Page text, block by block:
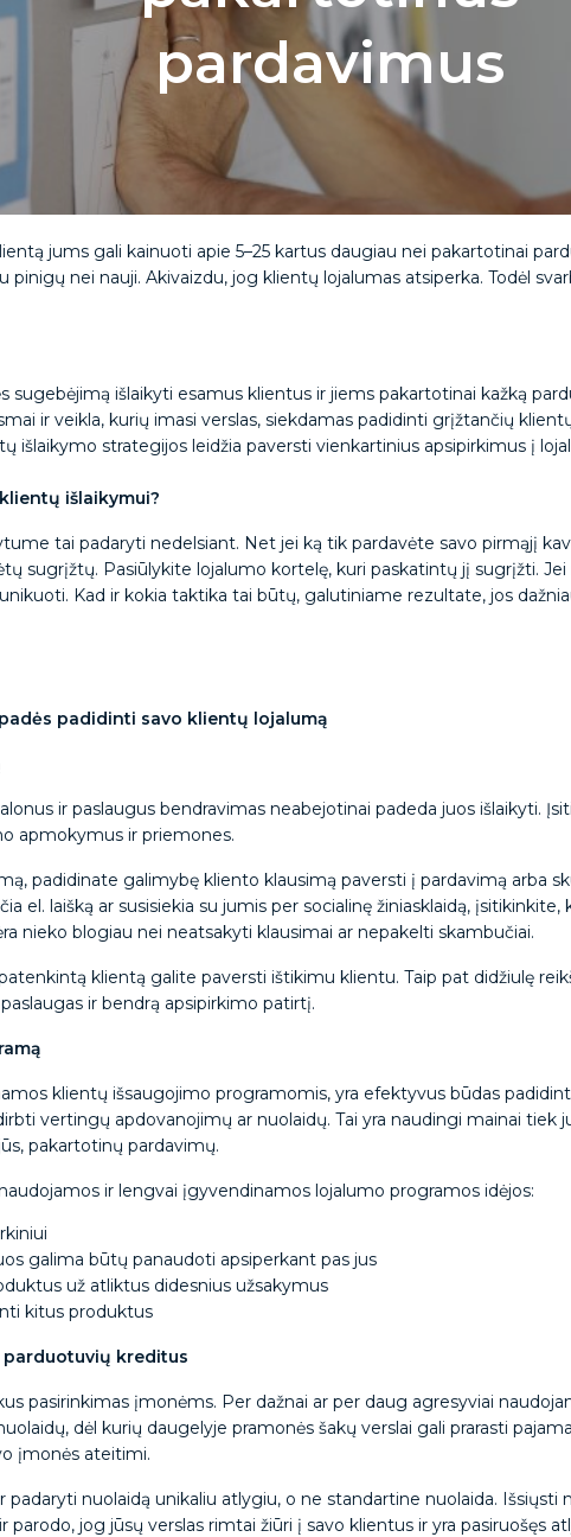
pardavimus
jums gali kainuoti apie 5–25 kartus daugiau nei pakartotinai
pinigų nei nauji. Akivaizdu, jog klientų lojalumas atsiperka. Todėl
sugebėjimą išlaikyti esamus klientus ir jiems pakartotinai kažką
ir veikla, kurių imasi verslas, siekdamas padidinti grįžtančių
išlaikymo strategijos leidžia paversti vienkartinius apsipirkimus į
išlaikymui?
tai padaryti nedelsiant. Net jei ką tik pardavėte savo pirmąjį
sugrįžtų. Pasiūlykite lojalumo kortelę, kuri paskatintų jį sugrįžti.
Kad ir kokia taktika tai būtų, galutiniame rezultate, jos
padidinti savo klientų lojalumą
ir paslaugus bendravimas neabejotinai padeda juos išlaikyti.
apmokymus ir priemones.
padidinate galimybę kliento klausimą paversti į pardavimą arba
el. laišką ar susisiekia su jumis per socialinę žiniasklaidą,
nieko blogiau nei neatsakyti klausimai ar nepakelti skambučiai.
klientą galite paversti ištikimu klientu. Taip pat didžiulę
ir bendrą apsipirkimo patirtį.
klientų išsaugojimo programomis, yra efektyvus būdas
vertingų apdovanojimų ar nuolaidų. Tai yra naudingi mainai tiek
pakartotinų pardavimų.
ir lengvai įgyvendinamos lojalumo programos idėjos:
galima būtų panaudoti apsiperkant pas jus
už atliktus didesnius užsakymus
kitus produktus
kreditus
pasirinkimas įmonėms. Per dažnai ar per daug agresyviai
dėl kurių daugelyje pramonės šakų verslai gali prarasti
įmonės ateitimi.
padaryti nuolaidą unikaliu atlygiu, o ne standartine nuolaida. Išsiųsti
parodo, jog jūsų verslas rimtai žiūri į savo klientus ir yra pasiruošęs